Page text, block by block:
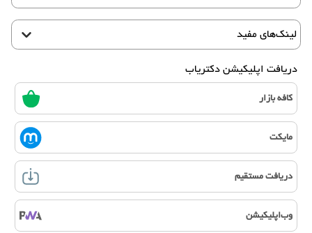
لینک‌های مفید
دریافت اپلیکیشن دکتریاب
کافه بازار
مایکت
دریافت مستقیم
وب‌اپلیکیشن